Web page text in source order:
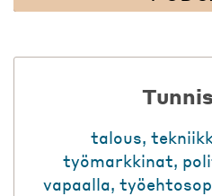
talous,
työmarkkinat,
vapaalla,